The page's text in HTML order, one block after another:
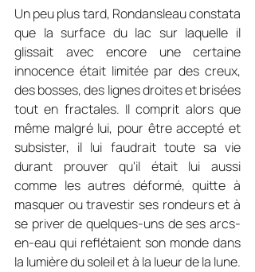
Un peu plus tard, Rondansleau constata
que la surface du lac sur laquelle il
glissait avec encore une certaine
innocence était limitée par des creux,
des bosses, des lignes droites et brisées
tout en fractales. Il comprit alors que
même malgré lui, pour être accepté et
subsister, il lui faudrait toute sa vie
durant prouver qu'il était lui aussi
comme les autres déformé, quitte à
masquer ou travestir ses rondeurs et à
se priver de quelques-uns de ses arcs-
en-eau qui reflétaient son monde dans
la lumière du soleil et à la lueur de la lune.